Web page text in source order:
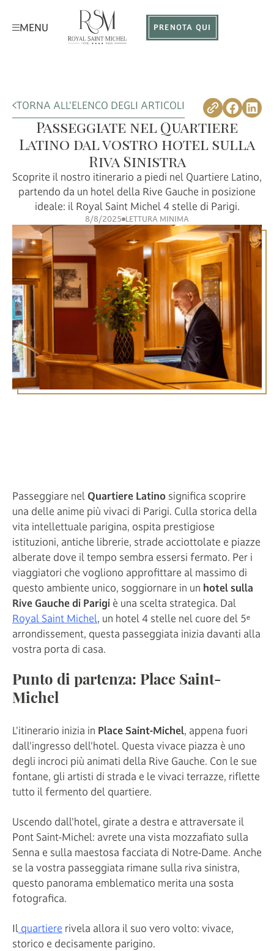
MENU PRENOTA QUI
TORNA ALL'ELENCO DEGLI ARTICOLI
Passeggiate nel Quartiere
Latino dal vostro hotel sulla
Riva Sinistra
Scoprite il nostro itinerario a piedi nel Quartiere Latino,
partendo da un hotel della Rive Gauche in posizione
ideale: il Royal Saint Michel 4 stelle di Parigi.
8/8/2025 LETTURA MINIMA
Passeggiare nel Quartiere Latino significa scoprire
una delle anime più vivaci di Parigi. Culla storica della
vita intellettuale parigina, ospita prestigiose
istituzioni, antiche librerie, strade acciottolate e piazze
alberate dove il tempo sembra essersi fermato. Per i
viaggiatori che vogliono approfittare al massimo di
questo ambiente unico, soggiornare in un hotel sulla
Rive Gauche di Parigi è una scelta strategica. Dal
Royal Saint Michel, un hotel 4 stelle nel cuore del 5ᵉ
arrondissement, questa passeggiata inizia davanti alla
vostra porta di casa.
Punto di partenza: Place Saint-
Michel
L'itinerario inizia in Place Saint-Michel, appena fuori
dall'ingresso dell'hotel. Questa vivace piazza è uno
degli incroci più animati della Rive Gauche. Con le sue
fontane, gli artisti di strada e le vivaci terrazze, riflette
tutto il fermento del quartiere.
Uscendo dall'hotel, girate a destra e attraversate il
Pont Saint-Michel: avrete una vista mozzafiato sulla
Senna e sulla maestosa facciata di Notre-Dame. Anche
se la vostra passeggiata rimane sulla riva sinistra,
questo panorama emblematico merita una sosta
fotografica.
Il quartiere rivela allora il suo vero volto: vivace,
storico e decisamente parigino.